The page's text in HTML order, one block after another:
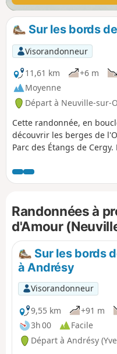
Sur les bords
Visorandonneur
11,61 km
+6 m
Moyenne
Départ à Neuville-sur-
Cette randonnée, en
découvrir les berges de
Parc des Étangs de
œuvre architecturale
Cergy puis poursuivez
l'autre côté de l'Oise sur
étroit.
Randonnées à
d'Amour
Sur les bords
à Andrésy
Visorandonneur
9,55 km
+91 m
3h 00
Facile
Départ à Andrésy